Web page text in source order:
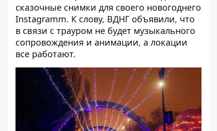
сказочные снимки для своего новогоднего
Instagramm. К слову, ВДНГ объявили, что
в связи с трауром не будет музыкального
сопровождения и анимации, а локации
все работают.